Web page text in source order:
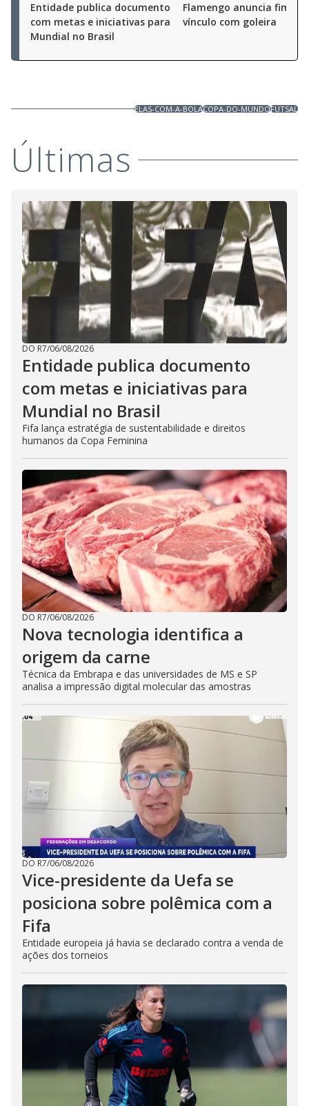
Entidade publica documento
com metas e iniciativas para
Mundial no Brasil
Flamengo anuncia fim de
vínculo com goleira
ELAS-COM-A-BOLACOPA-DO-MUNDOFUTSAL
Últimas
DO R7/06/08/2026
Entidade publica documento
com metas e iniciativas para
Mundial no Brasil
Fifa lança estratégia de sustentabilidade e direitos
humanos da Copa Feminina
DO R7/06/08/2026
Nova tecnologia identifica a
origem da carne
Técnica da Embrapa e das universidades de MS e SP
analisa a impressão digital molecular das amostras
DO R7/06/08/2026
Vice-presidente da Uefa se
posiciona sobre polêmica com a
Fifa
Entidade europeia já havia se declarado contra a venda de
ações dos torneios